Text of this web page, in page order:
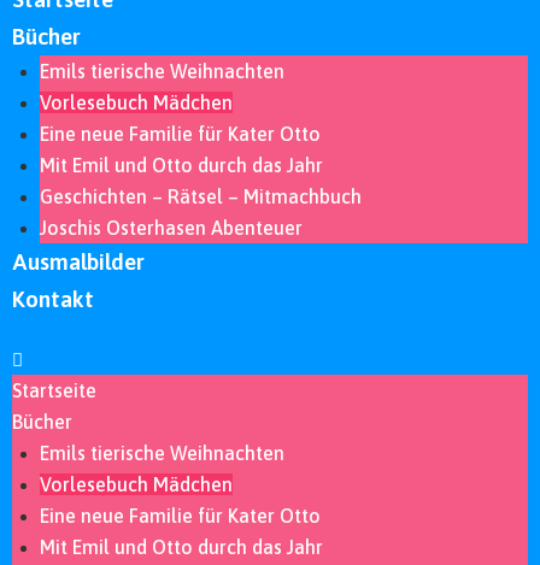
Bücher
Emils tierische Weihnachten
Vorlesebuch Mädchen
Eine neue Familie für Kater Otto
Mit Emil und Otto durch das Jahr
Geschichten – Rätsel – Mitmachbuch
Joschis Osterhasen Abenteuer
Ausmalbilder
Kontakt
Startseite
Bücher
Emils tierische Weihnachten
Vorlesebuch Mädchen
Eine neue Familie für Kater Otto
Mit Emil und Otto durch das Jahr